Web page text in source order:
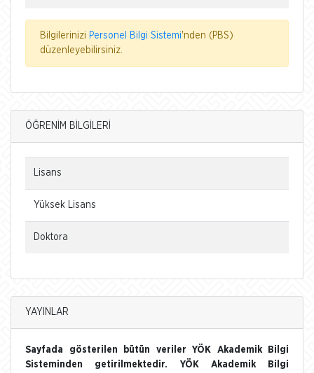
Bilgilerinizi Personel Bilgi Sistemi'nden (PBS)
düzenleyebilirsiniz.
ÖĞRENİM BİLGİLERİ
Lisans
Yüksek Lisans
Doktora
YAYINLAR
Sayfada gösterilen bütün veriler YÖK Akademik Bilgi
Sisteminden getirilmektedir. YÖK Akademik Bilgi